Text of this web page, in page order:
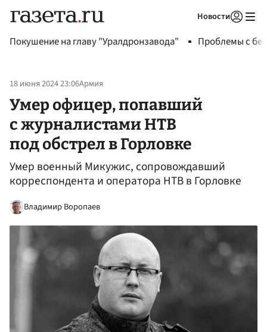
Новости
Покушение на главу "Уралдронзавода" Проблемы с
18 июня 2024 23:06Армия
Умер офицер, попавший
с журналистами НТВ
под обстрел в Горловке
Умер военный Микужис, сопровождавший
корреспондента и оператора НТВ в Горловке
Владимир Воропаев